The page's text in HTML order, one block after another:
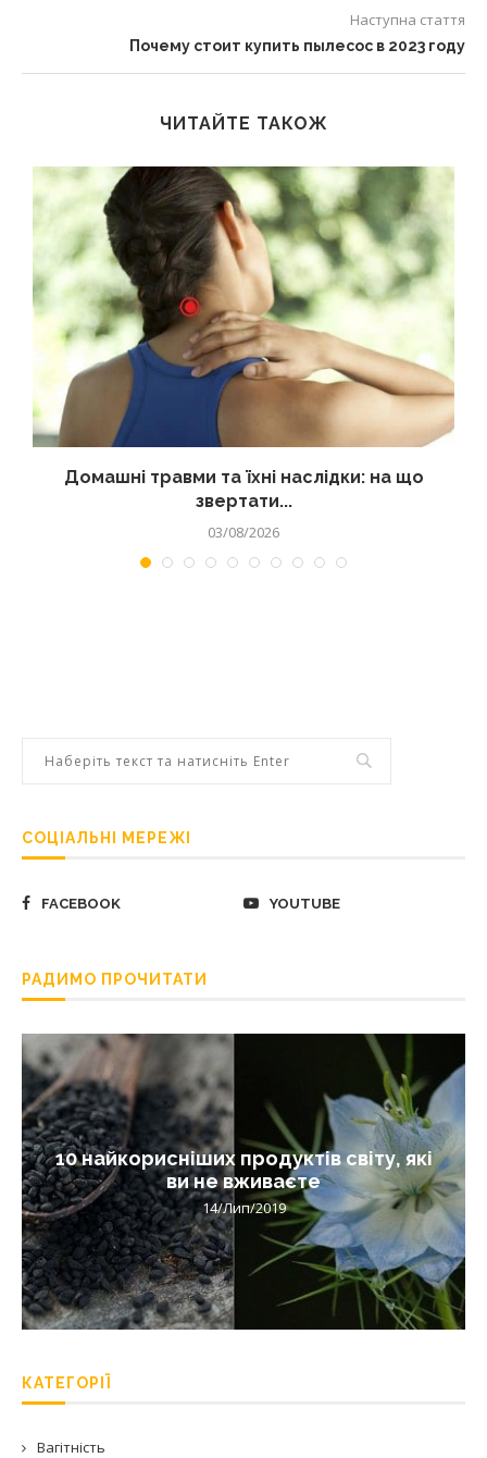
Наступна стаття
Почему стоит купить пылесос в 2023 году
ЧИТАЙТЕ ТАКОЖ
Домашні травми та їхні наслідки: на що
звертати...
03/08/2026
СОЦІАЛЬНІ МЕРЕЖІ
FACEBOOK YOUTUBE
РАДИМО ПРОЧИТАТИ
10 найкорисніших продуктів світу, які
ви не вживаєте
14/Лип/2019
КАТЕГОРІЇ
Вагітність